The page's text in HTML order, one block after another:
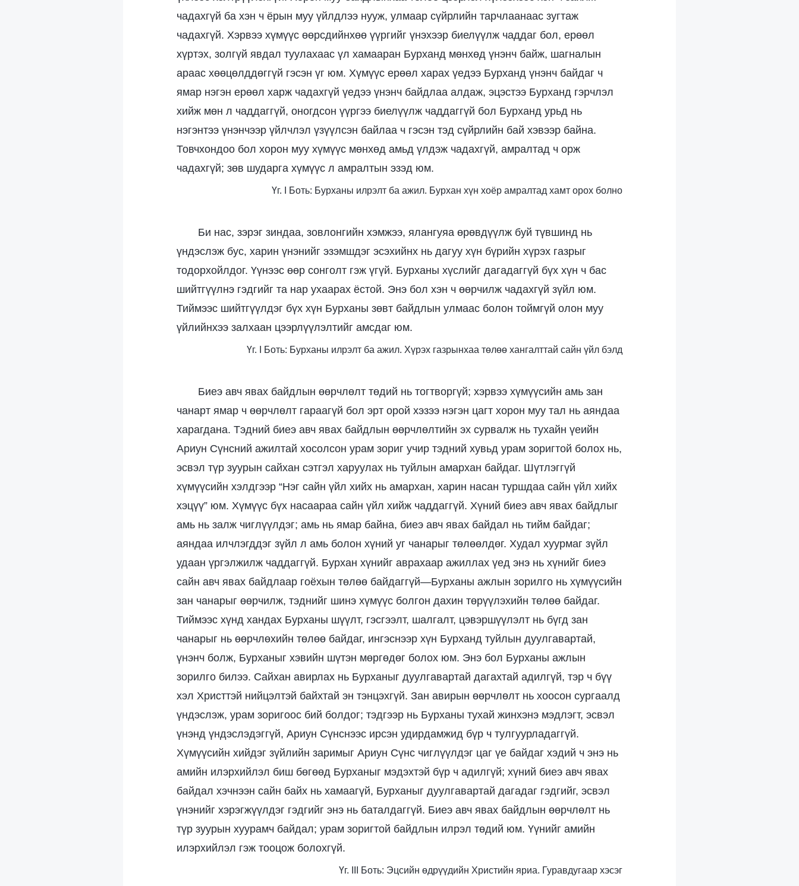
чадахгүй ба хэн ч ёрын муу үйлдлээ нууж, улмаар сүйрлийн тарчлаанаас зугтаж
чадахгүй. Хэрвээ хүмүүс өөрсдийнхөө үүргийг үнэхээр биелүүлж чаддаг бол, ерөөл
хүртэх, золгүй явдал туулахаас үл хамааран Бурханд мөнхөд үнэнч байж, шагналын
араас хөөцөлддөггүй гэсэн үг юм. Хүмүүс ерөөл харах үедээ Бурханд үнэнч байдаг ч
ямар нэгэн ерөөл харж чадахгүй үедээ үнэнч байдлаа алдаж, эцэстээ Бурханд гэрчлэл
хийж мөн л чаддаггүй, оногдсон үүргээ биелүүлж чаддаггүй бол Бурханд урьд нь
нэгэнтээ үнэнчээр үйлчлэл үзүүлсэн байлаа ч гэсэн тэд сүйрлийн бай хэвээр байна.
Товчхондоо бол хорон муу хүмүүс мөнхөд амьд үлдэж чадахгүй, амралтад ч орж
чадахгүй; зөв шударга хүмүүс л амралтын эзэд юм.
Үг. I Боть: Бурханы илрэлт ба ажил. Бурхан хүн хоёр амралтад хамт орох болно
Би нас, зэрэг зиндаа, зовлонгийн хэмжээ, ялангуяа өрөвдүүлж буй түвшинд нь
үндэслэж бус, харин үнэнийг эзэмшдэг эсэхийнх нь дагуу хүн бүрийн хүрэх газрыг
тодорхойлдог. Үүнээс өөр сонголт гэж үгүй. Бурханы хүслийг дагадаггүй бүх хүн ч бас
шийтгүүлнэ гэдгийг та нар ухаарах ёстой. Энэ бол хэн ч өөрчилж чадахгүй зүйл юм.
Тиймээс шийтгүүлдэг бүх хүн Бурханы зөвт байдлын улмаас болон тоймгүй олон муу
үйлийнхээ залхаан цээрлүүлэлтийг амсдаг юм.
Үг. I Боть: Бурханы илрэлт ба ажил. Хүрэх газрынхаа төлөө хангалттай сайн үйл бэлд
Биеэ авч явах байдлын өөрчлөлт төдий нь тогтворгүй; хэрвээ хүмүүсийн амь зан
чанарт ямар ч өөрчлөлт гараагүй бол эрт орой хэзээ нэгэн цагт хорон муу тал нь аяндаа
харагдана. Тэдний биеэ авч явах байдлын өөрчлөлтийн эх сурвалж нь тухайн үеийн
Ариун Сүнсний ажилтай хосолсон урам зориг учир тэдний хувьд урам зоригтой болох нь,
эсвэл түр зуурын сайхан сэтгэл харуулах нь туйлын амархан байдаг. Шүтлэггүй
хүмүүсийн хэлдгээр “Нэг сайн үйл хийх нь амархан, харин насан туршдаа сайн үйл хийх
хэцүү” юм. Хүмүүс бүх насаараа сайн үйл хийж чаддаггүй. Хүний биеэ авч явах байдлыг
амь нь залж чиглүүлдэг; амь нь ямар байна, биеэ авч явах байдал нь тийм байдаг;
аяндаа илчлэгддэг зүйл л амь болон хүний уг чанарыг төлөөлдөг. Худал хуурмаг зүйл
удаан үргэлжилж чаддаггүй. Бурхан хүнийг аврахаар ажиллах үед энэ нь хүнийг биеэ
сайн авч явах байдлаар гоёхын төлөө байдаггүй—Бурханы ажлын зорилго нь хүмүүсийн
зан чанарыг өөрчилж, тэднийг шинэ хүмүүс болгон дахин төрүүлэхийн төлөө байдаг.
Тиймээс хүнд хандах Бурханы шүүлт, гэсгээлт, шалгалт, цэвэршүүлэлт нь бүгд зан
чанарыг нь өөрчлөхийн төлөө байдаг, ингэснээр хүн Бурханд туйлын дуулгавартай,
үнэнч болж, Бурханыг хэвийн шүтэн мөргөдөг болох юм. Энэ бол Бурханы ажлын
зорилго билээ. Сайхан авирлах нь Бурханыг дуулгавартай дагахтай адилгүй, тэр ч бүү
хэл Христтэй нийцэлтэй байхтай эн тэнцэхгүй. Зан авирын өөрчлөлт нь хоосон сургаалд
үндэслэж, урам зоригоос бий болдог; тэдгээр нь Бурханы тухай жинхэнэ мэдлэгт, эсвэл
үнэнд үндэслэдэггүй, Ариун Сүнснээс ирсэн удирдамжид бүр ч тулгуурладаггүй.
Хүмүүсийн хийдэг зүйлийн заримыг Ариун Сүнс чиглүүлдэг цаг үе байдаг хэдий ч энэ нь
амийн илэрхийлэл биш бөгөөд Бурханыг мэдэхтэй бүр ч адилгүй; хүний биеэ авч явах
байдал хэчнээн сайн байх нь хамаагүй, Бурханыг дуулгавартай дагадаг гэдгийг, эсвэл
үнэнийг хэрэгжүүлдэг гэдгийг энэ нь баталдаггүй. Биеэ авч явах байдлын өөрчлөлт нь
түр зуурын хуурамч байдал; урам зоригтой байдлын илрэл төдий юм. Үүнийг амийн
илэрхийлэл гэж тооцож болохгүй.
Үг. III Боть: Эцсийн өдрүүдийн Христийн яриа. Гуравдугаар хэсэг